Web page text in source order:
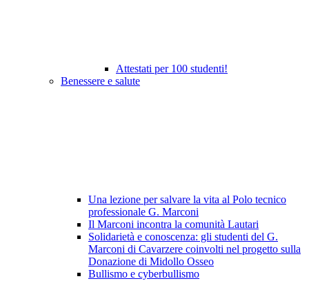
Attestati per 100 studenti!
Benessere e salute
Una lezione per salvare la vita al Polo tecnico
professionale G. Marconi
Il Marconi incontra la comunità Lautari
Solidarietà e conoscenza: gli studenti del G.
Marconi di Cavarzere coinvolti nel progetto sulla
Donazione di Midollo Osseo
Bullismo e cyberbullismo